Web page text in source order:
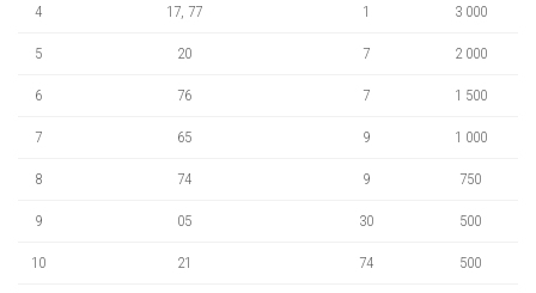
4 17, 77 1 3 000
5 20 7 2 000
6 76 7 1 500
7 65 9 1 000
8 74 9 750
9 05 30 500
10 21 74 500